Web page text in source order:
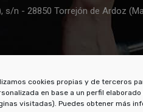
cookies propias y de terceros
en base a un perfil
visitadas). Puedes obtener más
s/n - 28850 Torrejón de Ardoz